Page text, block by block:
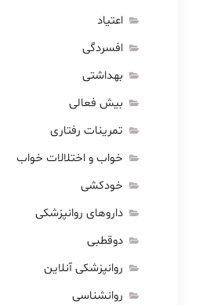
اعتیاد
افسردگی
بهداشتی
بیش فعالی
تمرینات رفتاری
خواب و اختلالات خواب
خودکشی
داروهای روانپزشکی
دوقطبی
روانپزشکی آنلاین
روانشناسی